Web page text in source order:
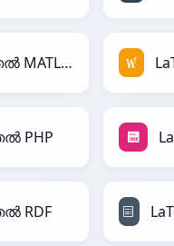
LaTeX മുതൽ MATLAB
PHP
RDF